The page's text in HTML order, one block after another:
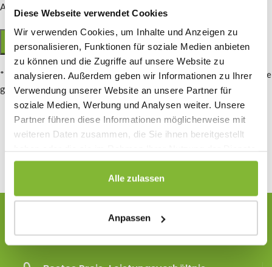
Diese Webseite verwendet Cookies
Wir verwenden Cookies, um Inhalte und Anzeigen zu
personalisieren, Funktionen für soziale Medien anbieten
zu können und die Zugriffe auf unsere Website zu
analysieren. Außerdem geben wir Informationen zu Ihrer
Verwendung unserer Website an unsere Partner für
soziale Medien, Werbung und Analysen weiter. Unsere
Partner führen diese Informationen möglicherweise mit
weiteren Daten zusammen, die Sie ihnen bereitgestellt
gesammelt haben.
Alle zulassen
Anpassen
te
Anfrage verwendet.
* Wenn die Pflanzen gut gepflegt sind, werden wir in Absprache eine
gemeinsame Entscheidung treffen.
Lieferung aus der eigenen